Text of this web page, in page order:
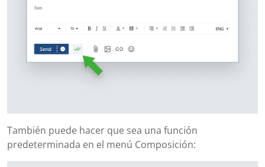
También puede hacer que sea una función
predeterminada en el menú Composición: